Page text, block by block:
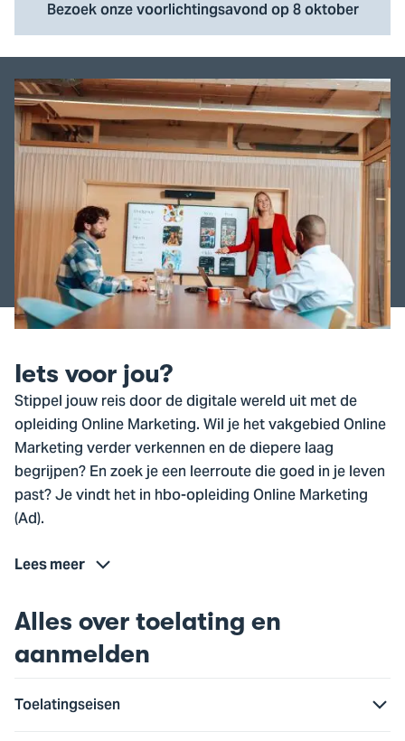
Bezoek onze voorlichtingsavond op 8 oktober
Iets voor jou?
Stippel jouw reis door de digitale wereld uit met de
opleiding Online Marketing. Wil je het vakgebied Online
Marketing verder verkennen en de diepere laag
begrijpen? En zoek je een leerroute die goed in je leven
past? Je vindt het in hbo-opleiding Online Marketing
(Ad).
Lees meer
Alles over toelating en
aanmelden
Toelatingseisen